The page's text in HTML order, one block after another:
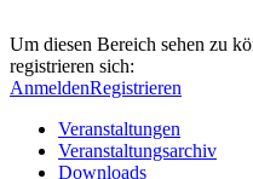
Um diesen Bereich sehen zu
registrieren sich:
AnmeldenRegistrieren
Veranstaltungen
Veranstaltungsarchiv
Downloads